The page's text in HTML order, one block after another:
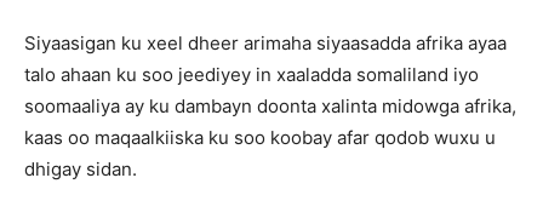
Siyaasigan ku xeel dheer arimaha siyaasadda afrika ayaa
talo ahaan ku soo jeediyey in xaaladda somaliland iyo
soomaaliya ay ku dambayn doonta xalinta midowga afrika,
kaas oo maqaalkiiska ku soo koobay afar qodob wuxu u
dhigay sidan.